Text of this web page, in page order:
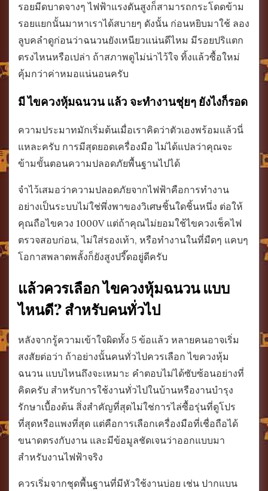
รอยมีดบาดจางๆ ไฟฟ้าแรงดันสูงก็สามารถกระโดดข้าม
รอยแยกนั้นมาหาเราได้สบายๆ ดังนั้น ก่อนหยิบมาใช้ ลอง
ลูบคลำดูก่อนว่าฉนวนยังเหนียวแน่นดีไหม มีรอยปริแตก
ตรงไหนหรือเปล่า ถ้าสภาพดูไม่น่าไว้ใจ ทิ้งแล้วซื้อใหม่
คุ้มกว่าค่าหมอแน่นอนครับ
มี ไขควงหุ้มฉนวน แล้ว จะทำงานชุ่ยๆ ยังไงก็รอด
ความประมาทมักเริ่มต้นเมื่อเราคิดว่าตัวเองพร้อมแล้วนี่
แหละครับ การมีสุดยอดเครื่องมือ ไม่ได้แปลว่าคุณจะ
ข้ามขั้นตอนความปลอดภัยพื้นฐานไปได้
จำไว้เสมอว่าความปลอดภัยจากไฟฟ้าคือการทำงาน
อย่างเป็นระบบไม่ใช่พึ่งพาของวิเศษชิ้นใดชิ้นหนึ่ง ต่อให้
คุณถือไขควง 1000V แต่ถ้าคุณไม่ยอมใช้ไขควงเช็คไฟ
ตรวจสอบก่อน, ไม่ใส่รองเท้า, หรือทำงานในที่มืดๆ แคบๆ
โอกาสพลาดพลั้งก็ยังสูงปรี๊ดอยู่ดีครับ
แล้วควรเลือก ไขควงหุ้มฉนวน แบบ
ไหนดี? สำหรับคนทั่วไป
หลังจากรู้ความเข้าใจผิดทั้ง 5 ข้อแล้ว หลายคนอาจเริ่ม
สงสัยต่อว่า ถ้าอย่างนั้นคนทั่วไปควรเลือก ไขควงหุ้ม
ฉนวน แบบไหนถึงจะเหมาะ คำตอบไม่ได้ซับซ้อนอย่างที่
คิดครับ สำหรับการใช้งานทั่วไปในบ้านหรืองานบำรุง
รักษาเบื้องต้น สิ่งสำคัญที่สุดไม่ใช่การไล่ซื้อรุ่นที่ดูโปร
ที่สุดหรือแพงที่สุด แต่คือการเลือกเครื่องมือที่เชื่อถือได้
ขนาดตรงกับงาน และมีข้อมูลชัดเจนว่าออกแบบมา
สำหรับงานไฟฟ้าจริง
ควรเริ่มจากชุดพื้นฐานที่มีหัวใช้งานบ่อย เช่น ปากแบน